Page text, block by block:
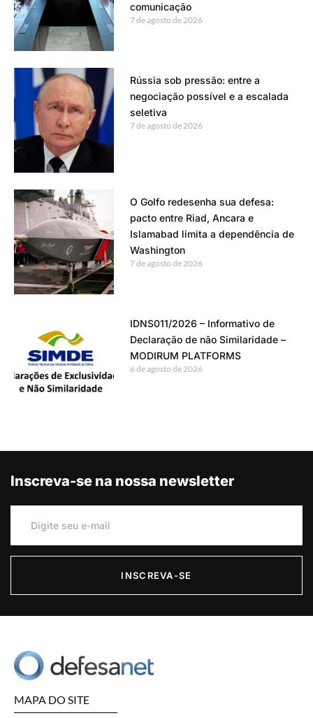
comunicação
7 de agosto de 2026
Rússia sob pressão: entre a
negociação possível e a escalada
seletiva
7 de agosto de 2026
O Golfo redesenha sua defesa:
pacto entre Riad, Ancara e
Islamabad limita a dependência de
Washington
7 de agosto de 2026
IDNS011/2026 – Informativo de
Declaração de não Similaridade –
MODIRUM PLATFORMS
6 de agosto de 2026
Inscreva-se na nossa newsletter
INSCREVA-SE
MAPA DO SITE